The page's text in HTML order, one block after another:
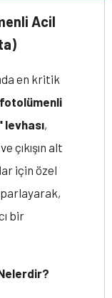
Acil
en kritik
fotolümenli
levhası,
çıkışın alt
için özel
bir